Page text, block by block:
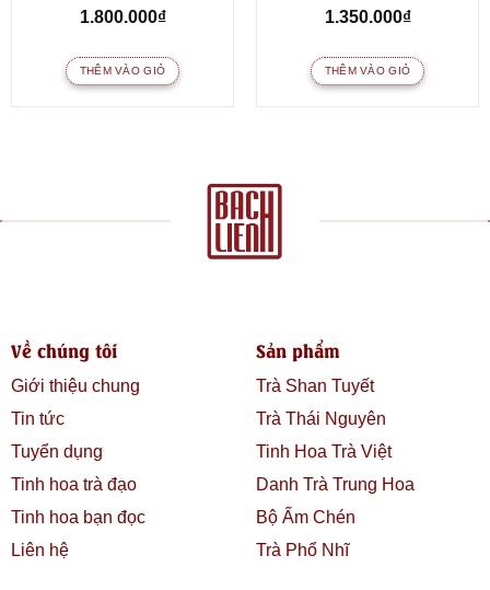
1.800.000₫
THÊM VÀO GIỎ
1.350.000₫
THÊM VÀO GIỎ
Về chúng tôi
Giới thiệu chung
Tin tức
Tuyển dụng
Tinh hoa trà đạo
Tinh hoa bạn đọc
Liên hệ
Sản phẩm
Trà Shan Tuyết
Trà Thái Nguyên
Tinh Hoa Trà Việt
Danh Trà Trung Hoa
Bộ Ấm Chén
Trà Phổ Nhĩ